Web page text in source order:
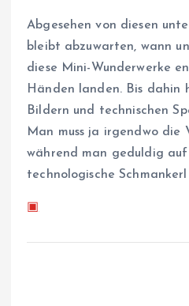
Abgesehen von diesen
bleibt abzuwarten, wann
diese Mini-Wunderwerke
Händen landen. Bis dahin
Bildern und technischen
Man muss ja irgendwo die
während man geduldig
technologische
▣